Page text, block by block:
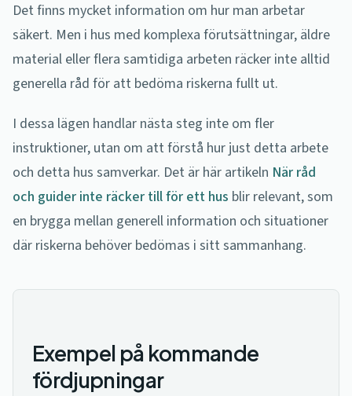
Det finns mycket information om hur man arbetar
säkert. Men i hus med komplexa förutsättningar, äldre
material eller flera samtidiga arbeten räcker inte alltid
generella råd för att bedöma riskerna fullt ut.
I dessa lägen handlar nästa steg inte om fler
instruktioner, utan om att förstå hur just detta arbete
och detta hus samverkar. Det är här artikeln När råd
och guider inte räcker till för ett hus blir relevant, som
en brygga mellan generell information och situationer
där riskerna behöver bedömas i sitt sammanhang.
Exempel på kommande
fördjupningar